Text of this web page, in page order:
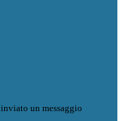
un messaggio